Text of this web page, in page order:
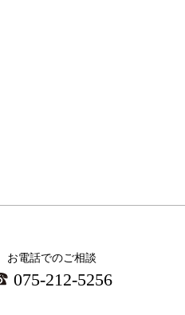
お電話でのご相談
075-212-5256